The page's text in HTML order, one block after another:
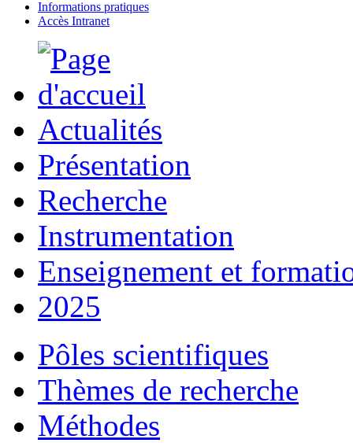
Informations pratiques
Accès Intranet
Actualités
Présentation
Recherche
Instrumentation
Enseignement et
2025
Pôles scientifiques
Thèmes de recherche
Méthodes